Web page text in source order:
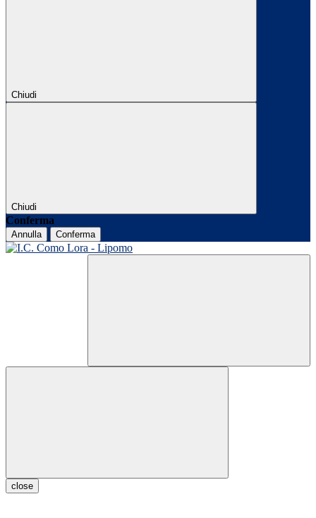
Chiudi
Chiudi
Conferma
Annulla Conferma
close